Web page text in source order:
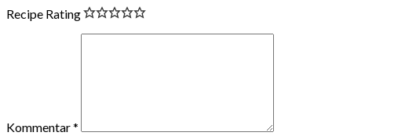
Recipe Rating
Kommentar*